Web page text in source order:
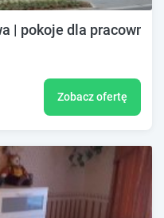
| pokoje dla
Zobacz ofertę